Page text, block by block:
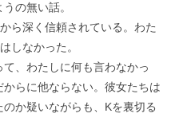
の無い話。
ら深く信頼されている。わた
しなかった。
、わたしに何も言わなかっ
らに他ならない。彼女たちは
か疑いながらも、Kを裏切る